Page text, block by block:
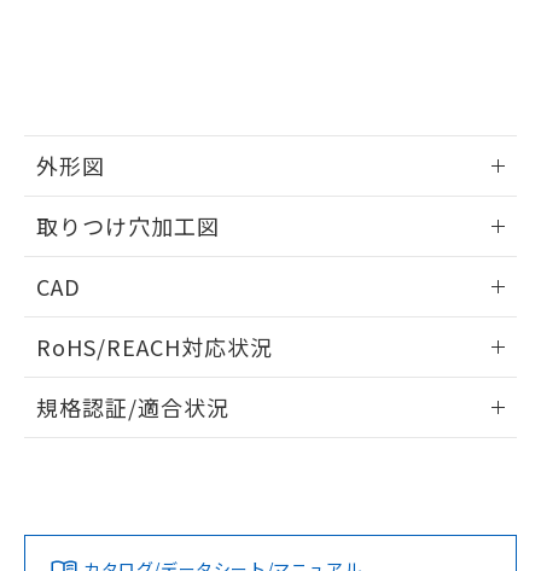
外形図
取りつけ穴加工図
CAD
ドすることができます。
ログイン/会員登録
ダウンロードデータをご利用いただく前に、以下を必ずお読
みください。
RoHS/REACH対応状況
EU RoHS 注意事項・凡例
規格認証/適合状況
欄に対応日を記載しておりました。
既に当社にて対応品への在庫切替を完了
していることから、特段のことがない限
り、2022年1月12日より割愛しておりま
す。